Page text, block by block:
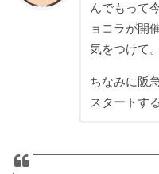
んでもって
ョコラが開
気をつけて。
ちなみに阪
スタートする